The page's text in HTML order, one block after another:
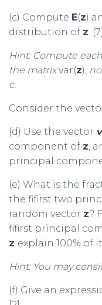
(c) Compute E(z)
distribution of z. [7]
Hint: Compute
the matrixvar(z);
c.
Consider the
(d) Use the vector
component of z,
principal
(e) What is the
the fifirst two
random vector z?
fifirst principal
z explain 100% of
Hint: You may
(f) Give an